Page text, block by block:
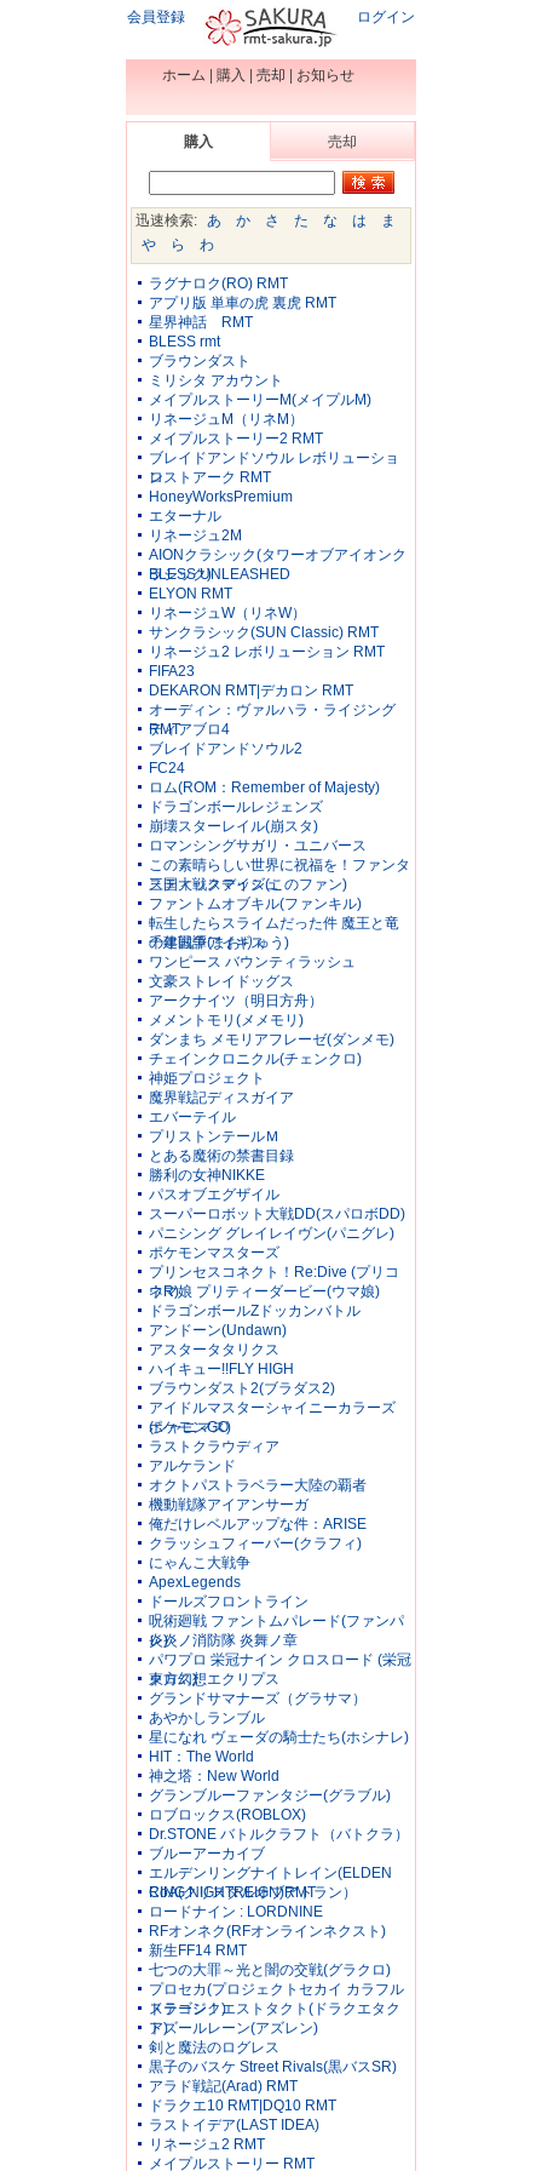
会員登録 ログイン
ホーム 購入 売却 お知らせ
購入 売却
迅速検索: あ か さ た な は
ま
や
ら わ
ラグナロク(RO) RMT
アプリ版 単車の虎 裏虎 RMT
星界神話 RMT
BLESS rmt
ブラウンダスト
ミリシタ アカウント
メイプルストーリーM(メイプルM)
リネージュM（リネM）
メイプルストーリー2 RMT
ブレイドアンドソウル レボリューショ
ン
ロストアーク RMT
HoneyWorksPremium
エターナル
リネージュ2M
AIONクラシック(タワーオブアイオンク
ラシック)
BLESS UNLEASHED
ELYON RMT
リネージュW（リネW）
サンクラシック(SUN Classic) RMT
リネージュ2 レボリューション RMT
FIFA23
DEKARON RMT|デカロン RMT
オーディン：ヴァルハラ・ライジング
RMT
ディアブロ4
ブレイドアンドソウル2
FC24
ロム(ROM：Remember of Majesty)
ドラゴンボールレジェンズ
崩壊スターレイル(崩スタ)
ロマンシングサガリ・ユニバース
この素晴らしい世界に祝福を！ファンタ
スティックデイズ(このファン)
三国大戦スマッシュ
ファントムオブキル(ファンキル)
転生したらスライムだった件 魔王と竜
の建国譚(まおりゅう)
千年戦争アイギス
ワンピース バウンティラッシュ
文豪ストレイドッグス
アークナイツ（明日方舟）
メメントモリ(メメモリ)
ダンまち メモリアフレーゼ(ダンメモ)
チェインクロニクル(チェンクロ)
神姫プロジェクト
魔界戦記ディスガイア
エバーテイル
プリストンテールＭ
とある魔術の禁書目録
勝利の女神NIKKE
パスオブエグザイル
スーパーロボット大戦DD(スパロボDD)
パニシング グレイレイヴン(パニグレ)
ポケモンマスターズ
プリンセスコネクト！Re:Dive (プリコ
ネR)
ウマ娘 プリティーダービー(ウマ娘)
ドラゴンボールZドッカンバトル
アンドーン(Undawn)
アスタータタリクス
ハイキュー!!FLY HIGH
ブラウンダスト2(ブラダス2)
アイドルマスターシャイニーカラーズ
(シャニマス)
ポケモンGO
ラストクラウディア
アルケランド
オクトパストラベラー大陸の覇者
機動戦隊アイアンサーガ
俺だけレベルアップな件：ARISE
クラッシュフィーバー(クラフィ)
にゃんこ大戦争
ApexLegends
ドールズフロントライン
呪術廻戦 ファントムパレード(ファンパ
レ)
炎炎ノ消防隊 炎舞ノ章
パワプロ 栄冠ナイン クロスロード (栄冠
クロス)
東方幻想エクリプス
グランドサマナーズ（グラサマ）
あやかしランブル
星になれ ヴェーダの騎士たち(ホシナレ)
HIT：The World
神之塔：New World
グランブルーファンタジー(グラブル)
ロブロックス(ROBLOX)
Dr.STONE バトルクラフト（バトクラ）
ブルーアーカイブ
エルデンリングナイトレイン(ELDEN
RING NIGHTREIGN)RMT
CoA(クリスタルオブアトラン）
ロードナイン : LORDNINE
RFオンネク(RFオンラインネクスト)
新生FF14 RMT
七つの大罪～光と闇の交戦(グラクロ)
プロセカ(プロジェクトセカイ カラフル
ステージ！)
ドラゴンクエストタクト(ドラクエタク
ト)
アズールレーン(アズレン)
剣と魔法のログレス
黒子のバスケ Street Rivals(黒バスSR)
アラド戦記(Arad) RMT
ドラクエ10 RMT|DQ10 RMT
ラストイデア(LAST IDEA)
リネージュ2 RMT
メイプルストーリー RMT